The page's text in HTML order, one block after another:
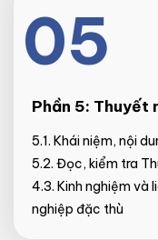
05
Phần 5: Thuyết
5.1. Khái niệm, nội
5.2. Đọc, kiểm tra
4.3. Kinh nghiệm và
nghiệp đặc thù